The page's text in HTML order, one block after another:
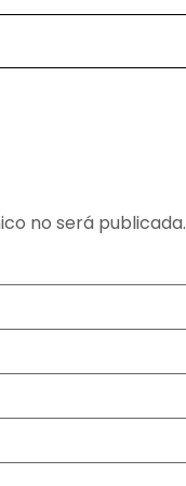
no será publicada.